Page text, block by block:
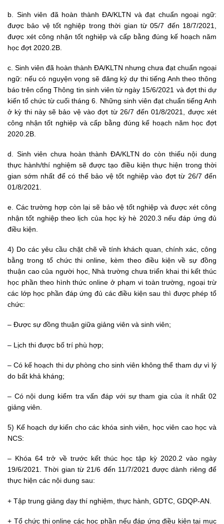
b. Sinh viên đã hoàn thành ĐA/KLTN và đạt chuẩn ngoại ngữ:
được bảo vệ tốt nghiệp trong thời gian từ 05/7 đến 18/7/2021,
được xét công nhận tốt nghiệp và cấp bằng đúng kế hoạch năm
học đợt 2020.2B.
c. Sinh viên đã hoàn thành ĐA/KLTN nhưng chưa đạt chuẩn ngoại
ngữ: nếu có nguyện vọng sẽ đăng ký dự thi tiếng Anh theo thông
báo trên cổng Thông tin sinh viên từ ngày 15/6/2021 và đợt thi dự
kiến tổ chức từ cuối tháng 6. Những sinh viên đạt chuẩn tiếng Anh
ở kỳ thi này sẽ bảo vệ vào đợt từ 26/7 đến 01/8/2021, được xét
công nhận tốt nghiệp và cấp bằng đúng kế hoạch năm học đợt
2020.2B.
d. Sinh viên chưa hoàn thành ĐA/KLTN do còn thiếu nội dung
thực hành/thí nghiệm sẽ được tạo điều kiện thực hiện trong thời
gian sớm nhất để có thể bảo vệ tốt nghiệp vào đợt từ 26/7 đến
01/8/2021.
e. Các trường hợp còn lại sẽ bảo vệ tốt nghiệp và được xét công
nhận tốt nghiệp theo lịch của học kỳ hè 2020.3 nếu đáp ứng đủ
điều kiện.
4) Do các yêu cầu chặt chẽ về tính khách quan, chính xác, công
bằng trong tổ chức thi online, kèm theo điều kiện về sự đồng
thuận cao của người học, Nhà trường chưa triển khai thi kết thúc
học phần theo hình thức online ở phạm vi toàn trường, ngoại trừ
các lớp học phần đáp ứng đủ các điều kiện sau thì được phép tổ
chức:
– Được sự đồng thuận giữa giảng viên và sinh viên;
– Lịch thi được bố trí phù hợp;
– Có kế hoạch thi dự phòng cho sinh viên không thể tham dự vì lý
do bất khả kháng;
– Có nội dung kiểm tra vấn đáp với sự tham gia của ít nhất 02
giảng viên.
5) Kế hoạch dự kiến cho các khóa sinh viên, học viên cao học và
NCS:
– Khóa 64 trở về trước kết thúc học tập kỳ 2020.2 vào ngày
19/6/2021. Thời gian từ 21/6 đến 11/7/2021 được dành riêng để
thực hiện các nội dung sau:
+ Tập trung giảng dạy thí nghiệm, thực hành, GDTC, GDQP-AN.
+ Tổ chức thi online các học phần nếu đáp ứng điều kiện tại mục